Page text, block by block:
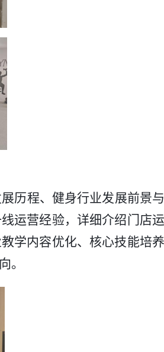
历程、健身行业发展前景与
运营经验，详细介绍门店
学内容优化、核心技能培
。